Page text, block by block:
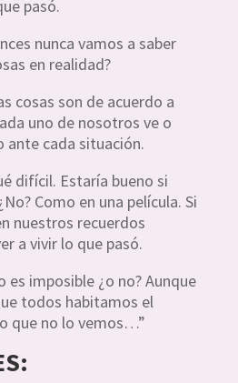
pasó.
nunca vamos a saber
en realidad?
cosas son de acuerdo a
uno de nosotros ve o
cada situación.
difícil. Estaría bueno si
Como en una película. Si
nuestros recuerdos
a vivir lo que pasó.
es imposible ¿o no? Aunque
todos habitamos el
que no lo vemos…”